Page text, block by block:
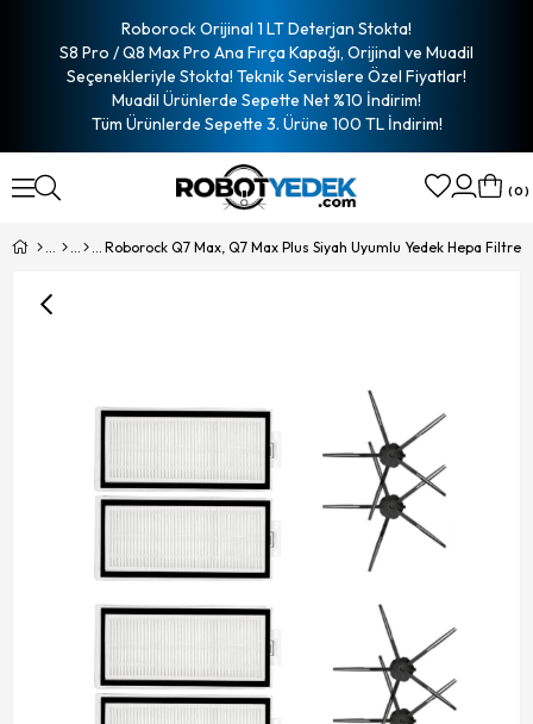
Roborock Orijinal 1 LT Deterjan Stokta!
S8 Pro / Q8 Max Pro Ana Fırça Kapağı, Orijinal ve Muadil
Seçenekleriyle Stokta! Teknik Servislere Özel Fiyatlar!
Muadil Ürünlerde Sepette Net %10 İndirim!
Tüm Ürünlerde Sepette 3. Ürüne 100 TL İndirim!
0